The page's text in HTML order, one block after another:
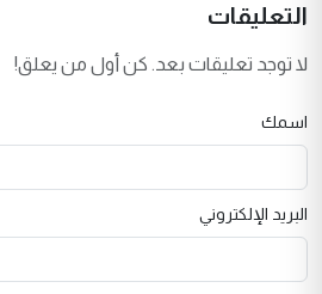
التعليقات
لا توجد تعليقات بعد. كن أول من يعلق!
اسمك
البريد الإلكتروني